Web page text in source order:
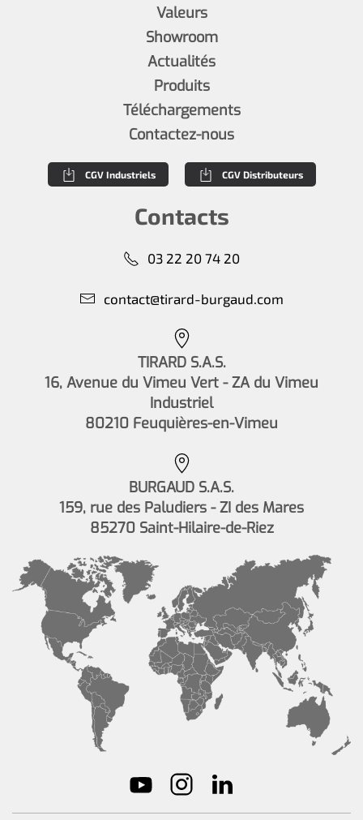
Valeurs
Showroom
Actualités
Produits
Téléchargements
Contactez-nous
CGV Industriels CGV Distributeurs
Contacts
03 22 20 74 20
contact@tirard-burgaud.com
TIRARD S.A.S.
16, Avenue du Vimeu Vert - ZA du Vimeu
Industriel
80210 Feuquières-en-Vimeu
BURGAUD S.A.S.
159, rue des Paludiers - ZI des Mares
85270 Saint-Hilaire-de-Riez